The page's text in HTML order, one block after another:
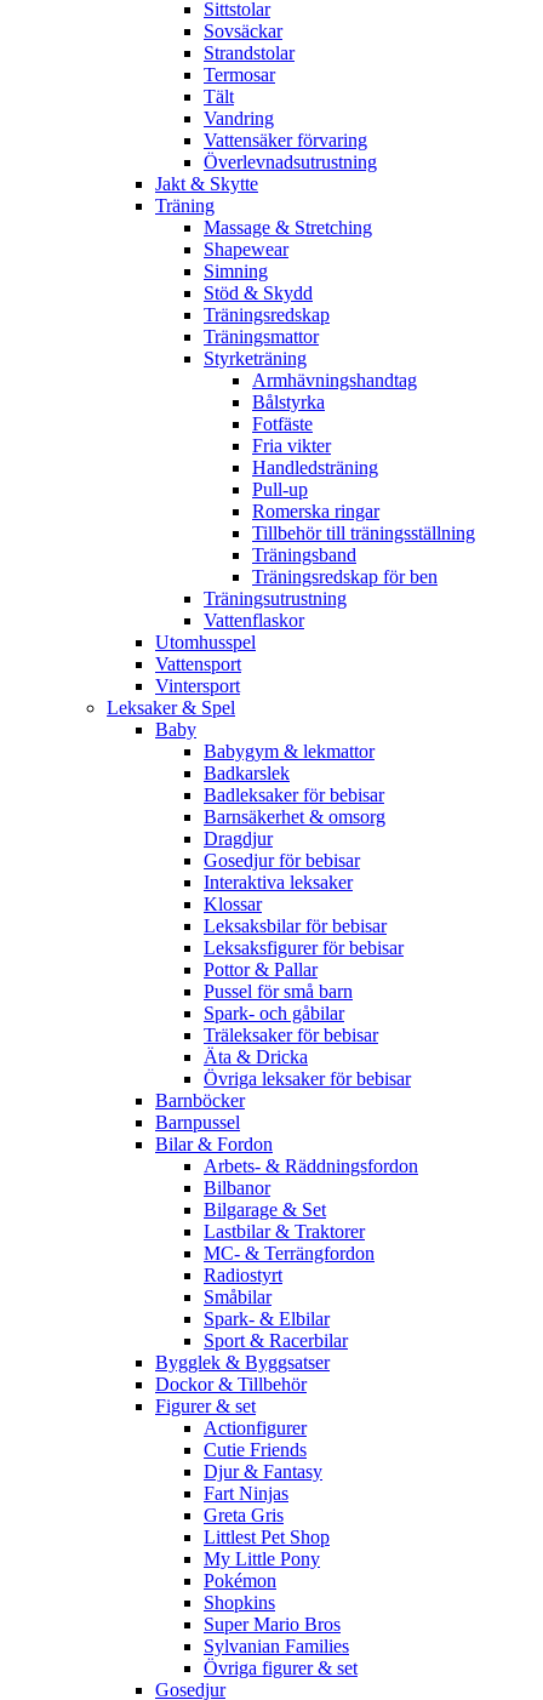
Sittstolar
Sovsäckar
Strandstolar
Termosar
Tält
Vandring
Vattensäker förvaring
Överlevnadsutrustning
Jakt & Skytte
Träning
Massage & Stretching
Shapewear
Simning
Stöd & Skydd
Träningsredskap
Träningsmattor
Styrketräning
Armhävningshandtag
Bålstyrka
Fotfäste
Fria vikter
Handledsträning
Pull-up
Romerska ringar
Tillbehör till träningsställning
Träningsband
Träningsredskap för ben
Träningsutrustning
Vattenflaskor
Utomhusspel
Vattensport
Vintersport
Leksaker & Spel
Baby
Babygym & lekmattor
Badkarslek
Badleksaker för bebisar
Barnsäkerhet & omsorg
Dragdjur
Gosedjur för bebisar
Interaktiva leksaker
Klossar
Leksaksbilar för bebisar
Leksaksfigurer för bebisar
Pottor & Pallar
Pussel för små barn
Spark- och gåbilar
Träleksaker för bebisar
Äta & Dricka
Övriga leksaker för bebisar
Barnböcker
Barnpussel
Bilar & Fordon
Arbets- & Räddningsfordon
Bilbanor
Bilgarage & Set
Lastbilar & Traktorer
MC- & Terrängfordon
Radiostyrt
Småbilar
Spark- & Elbilar
Sport & Racerbilar
Bygglek & Byggsatser
Dockor & Tillbehör
Figurer & set
Actionfigurer
Cutie Friends
Djur & Fantasy
Fart Ninjas
Greta Gris
Littlest Pet Shop
My Little Pony
Pokémon
Shopkins
Super Mario Bros
Sylvanian Families
Övriga figurer & set
Gosedjur